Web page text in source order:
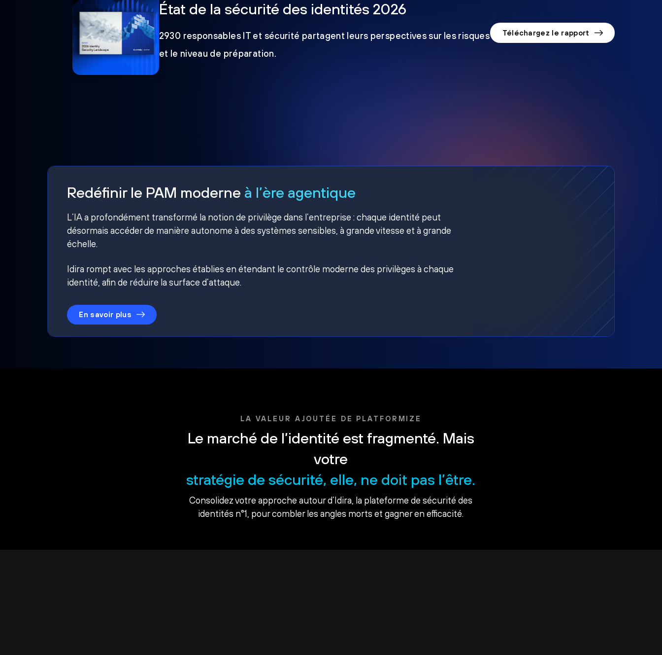
État de la sécurité des identités 2026
2930 responsables IT et sécurité partagent leurs perspectives sur les risques
et le niveau de préparation.
Téléchargez le rapport
Redéfinir le PAM moderne à l’ère agentique
L’IA a profondément transformé la notion de privilège dans l’entreprise : chaque identité peut
désormais accéder de manière autonome à des systèmes sensibles, à grande vitesse et à grande
échelle.
Idira rompt avec les approches établies en étendant le contrôle moderne des privilèges à chaque
identité, afin de réduire la surface d’attaque.
En savoir plus
LA VALEUR AJOUTÉE DE PLATFORMIZE
Le marché de l’identité est fragmenté. Mais
votre
stratégie de sécurité, elle, ne doit pas l’être.
Consolidez votre approche autour d’Idira, la plateforme de sécurité des
identités n°1, pour combler les angles morts et gagner en efficacité.